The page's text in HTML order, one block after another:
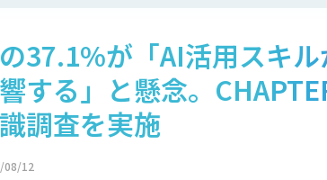
37.1%が「AI活用スキ
する」と懸念。
調査を実施
08/12